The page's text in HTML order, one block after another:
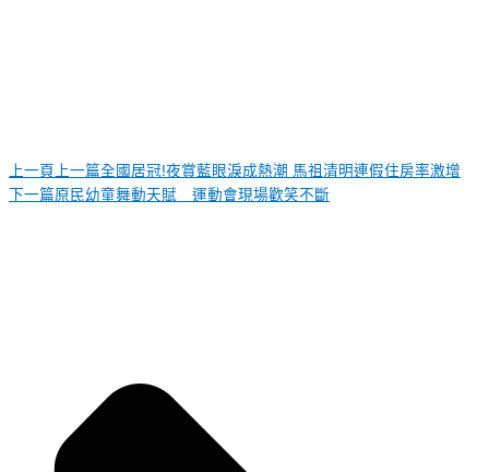
上一頁 上一篇全國居冠!夜賞藍眼淚成熱潮 馬祖清明連假住房率激增
下一篇原民幼童舞動天賦 運動會現場歡笑不斷